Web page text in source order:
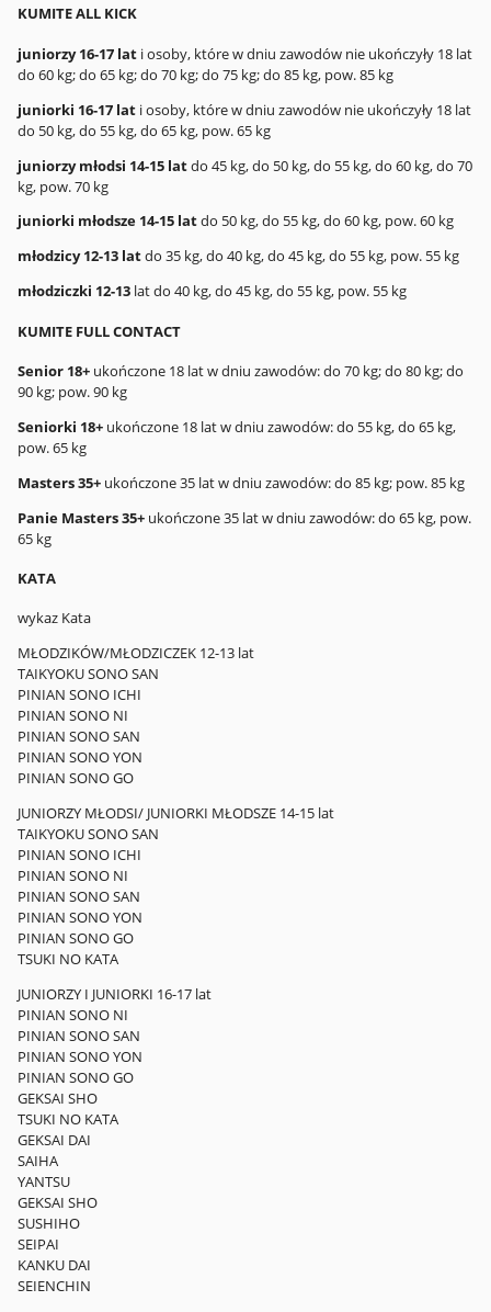
KUMITE ALL KICK
juniorzy 16-17 lat i osoby, które w dniu zawodów nie ukończyły 18 lat
do 60 kg; do 65 kg; do 70 kg; do 75 kg; do 85 kg, pow. 85 kg
juniorki 16-17 lat i osoby, które w dniu zawodów nie ukończyły 18 lat
do 50 kg, do 55 kg, do 65 kg, pow. 65 kg
juniorzy młodsi 14-15 latdo 45 kg, do 50 kg, do 55 kg, do 60 kg, do 70
kg, pow. 70 kg
juniorki młodsze 14-15 latdo 50 kg, do 55 kg, do 60 kg, pow. 60 kg
młodzicy 12-13 latdo 35 kg, do 40 kg, do 45 kg, do 55 kg, pow. 55 kg
młodziczki 12-13 lat do 40 kg, do 45 kg, do 55 kg, pow. 55 kg
KUMITE FULL CONTACT
Senior 18+ ukończone 18 lat w dniu zawodów: do 70 kg; do 80 kg; do
90 kg; pow. 90 kg
Seniorki 18+ ukończone 18 lat w dniu zawodów: do 55 kg, do 65 kg,
pow. 65 kg
Masters 35+ ukończone 35 lat w dniu zawodów: do 85 kg; pow. 85 kg
Panie Masters 35+ ukończone 35 lat w dniu zawodów: do 65 kg, pow.
65 kg
KATA
wykaz Kata
MŁODZIKÓW/MŁODZICZEK 12-13 lat
TAIKYOKU SONO SAN
PINIAN SONO ICHI
PINIAN SONO NI
PINIAN SONO SAN
PINIAN SONO YON
PINIAN SONO GO
JUNIORZY MŁODSI/ JUNIORKI MŁODSZE 14-15 lat
TAIKYOKU SONO SAN
PINIAN SONO ICHI
PINIAN SONO NI
PINIAN SONO SAN
PINIAN SONO YON
PINIAN SONO GO
TSUKI NO KATA
JUNIORZY I JUNIORKI 16-17 lat
PINIAN SONO NI
PINIAN SONO SAN
PINIAN SONO YON
PINIAN SONO GO
GEKSAI SHO
TSUKI NO KATA
GEKSAI DAI
SAIHA
YANTSU
GEKSAI SHO
SUSHIHO
SEIPAI
KANKU DAI
SEIENCHIN